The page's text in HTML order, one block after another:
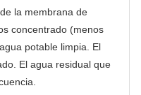
la membrana de
concentrado (menos
potable limpia. El
El agua residual que